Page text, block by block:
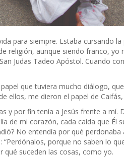
para siempre. Estaba cursando
aunque siendo franco, yo
Judas Tadeo Apóstol. Cuando
que tuviera mucho diálogo,
ellos, me dieron el papel de
y por fin tenía a Jesús frente a
de mi corazón, cada caída que Él
No entendía por qué
porque no saben lo
qué suceden las cosas, como yo.